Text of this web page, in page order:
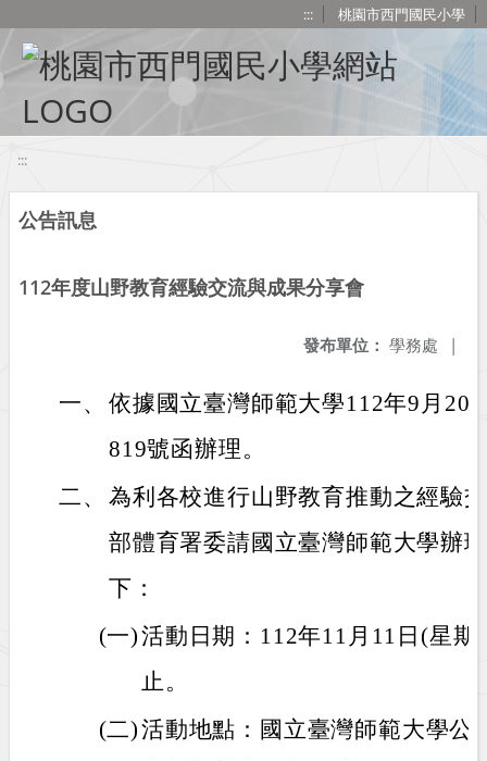
::: 桃園市西門國民小學
:::
公告訊息
112年度山野教育經驗交流與成果分享會
發布單位： 學務處 |
一、 依據國立臺灣師範大學112年9月20
819號函辦理。
二、 為利各校進行山野教育推動之經驗
部體育署委請國立臺灣師範大學辦
下：
(一)活動日期：112年11月11日(星
止。
(二)活動地點：國立臺灣師範大學公